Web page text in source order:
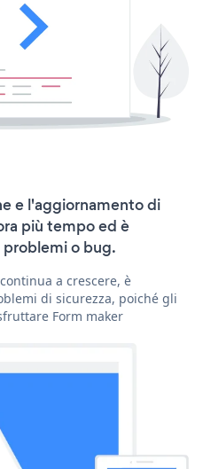
e l'aggiornamento di
più tempo ed è
o bug.
a crescere, è
di sicurezza, poiché gli
Form maker